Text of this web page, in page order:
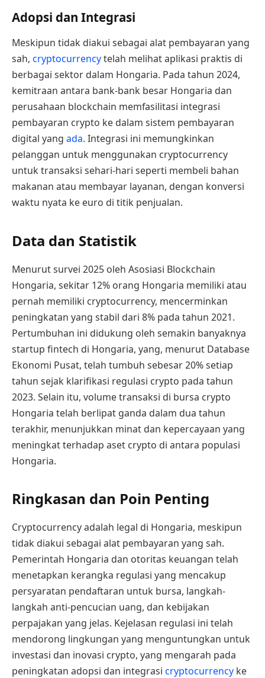
Adopsi dan Integrasi
Meskipun tidak diakui sebagai alat pembayaran yang
sah, cryptocurrencytelah melihat aplikasi praktis di
berbagai sektor dalam Hongaria. Pada tahun 2024,
kemitraan antara bank-bank besar Hongaria dan
perusahaan blockchain memfasilitasi integrasi
pembayaran crypto ke dalam sistem pembayaran
digital yang ada. Integrasi ini memungkinkan
pelanggan untuk menggunakan cryptocurrency
untuk transaksi sehari-hari seperti membeli bahan
makanan atau membayar layanan, dengan konversi
waktu nyata ke euro di titik penjualan.
Data dan Statistik
Menurut survei 2025 oleh Asosiasi Blockchain
Hongaria, sekitar 12% orang Hongaria memiliki atau
pernah memiliki cryptocurrency, mencerminkan
peningkatan yang stabil dari 8% pada tahun 2021.
Pertumbuhan ini didukung oleh semakin banyaknya
startup fintech di Hongaria, yang, menurut Database
Ekonomi Pusat, telah tumbuh sebesar 20% setiap
tahun sejak klarifikasi regulasi crypto pada tahun
2023. Selain itu, volume transaksi di bursa crypto
Hongaria telah berlipat ganda dalam dua tahun
terakhir, menunjukkan minat dan kepercayaan yang
meningkat terhadap aset crypto di antara populasi
Hongaria.
Ringkasan dan Poin Penting
Cryptocurrency adalah legal di Hongaria, meskipun
tidak diakui sebagai alat pembayaran yang sah.
Pemerintah Hongaria dan otoritas keuangan telah
menetapkan kerangka regulasi yang mencakup
persyaratan pendaftaran untuk bursa, langkah-
langkah anti-pencucian uang, dan kebijakan
perpajakan yang jelas. Kejelasan regulasi ini telah
mendorong lingkungan yang menguntungkan untuk
investasi dan inovasi crypto, yang mengarah pada
peningkatan adopsi dan integrasi cryptocurrency ke